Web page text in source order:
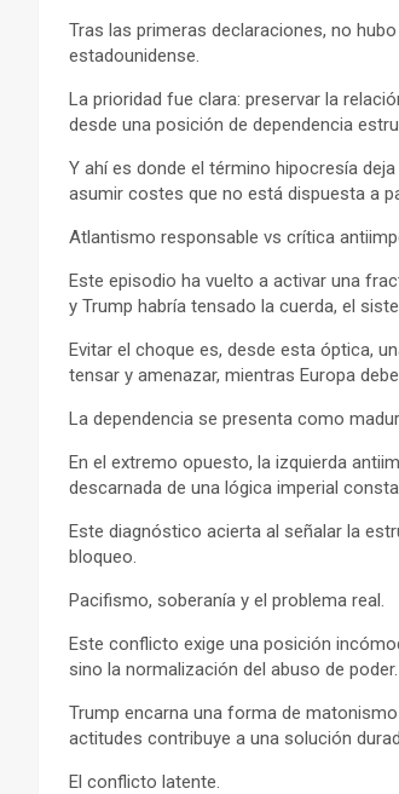
Tras las primeras declaraciones, no
estadounidense.
La prioridad fue clara: preservar la
desde una posición de dependencia
Y ahí es donde el término hipocresía
asumir costes que no está dispuesta a
Atlantismo responsable vs crítica
Este episodio ha vuelto a activar una
y Trump habría tensado la cuerda, el
Evitar el choque es, desde esta óptica,
tensar y amenazar, mientras Europa
La dependencia se presenta como
En el extremo opuesto, la izquierda
descarnada de una lógica imperial
Este diagnóstico acierta al señalar la
bloqueo.
Pacifismo, soberanía y el problema real.
Este conflicto exige una posición
sino la normalización del abuso de
Trump encarna una forma de
actitudes contribuye a una solución
El conflicto latente.